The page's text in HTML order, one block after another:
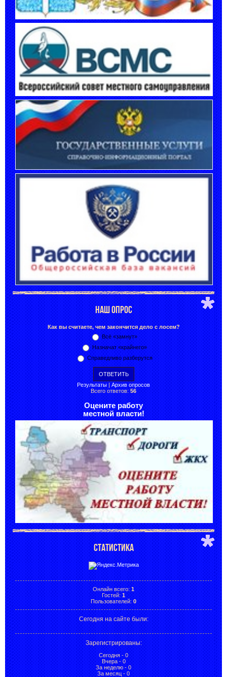
НАШ ОПРОС
Как вы считаете, чем закончится дело с лосем?
Всё «замнут»
Назначат «крайнего»
Справедливо разберутся
Результаты | Архив опросов
Всего ответов: 56
Оцените работу
местной власти!
СТАТИСТИКА
Онлайн всего: 1
Гостей: 1
Пользователей: 0
Сегодня на сайте были:
Зарегистрированы:
Сегодня - 0
Вчера - 0
За неделю - 0
За месяц - 0